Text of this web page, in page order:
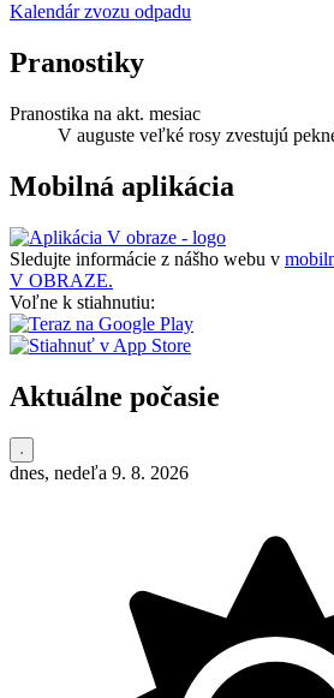
Kalendár zvozu odpadu
Pranostiky
Pranostika na akt. mesiac
V auguste veľké rosy zvestujú
Mobilná aplikácia
Sledujte informácie z nášho webu v
V OBRAZE.
Voľne k stiahnutiu:
Aktuálne počasie
dnes, nedeľa 9. 8. 2026